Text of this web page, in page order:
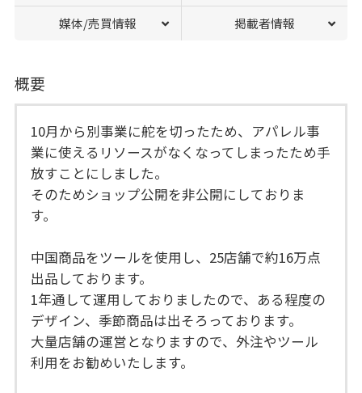
媒体/売買情報 掲載者情報
概要
10月から別事業に舵を切ったため、アパレル事
業に使えるリソースがなくなってしまったため手
放すことにしました。
そのためショップ公開を非公開にしておりま
す。
中国商品をツールを使用し、25店舗で約16万点
出品しております。
1年通して運用しておりましたので、ある程度の
デザイン、季節商品は出そろっております。
大量店舗の運営となりますので、外注やツール
利用をお勧めいたします。